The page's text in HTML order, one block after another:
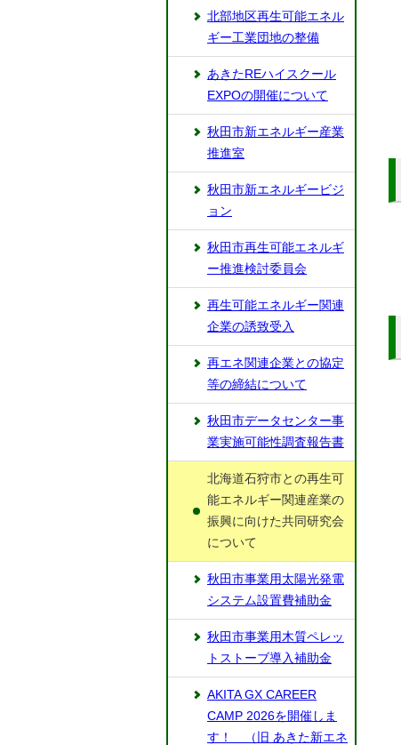
北部地区再生可能エネル
ギー工業団地の整備
あきたREハイスクール
EXPOの開催について
秋田市新エネルギー産業
推進室
秋田市新エネルギービジ
ョン
秋田市再生可能エネルギ
ー推進検討委員会
再生可能エネルギー関連
企業の誘致受入
再エネ関連企業との協定
等の締結について
秋田市データセンター事
業実施可能性調査報告書
北海道石狩市との再生可
能エネルギー関連産業の
振興に向けた共同研究会
について
秋田市事業用太陽光発電
システム設置費補助金
秋田市事業用木質ペレッ
トストーブ導入補助金
AKITA GX CAREER
CAMP 2026を開催しま
す！ （旧 あきた新エネ